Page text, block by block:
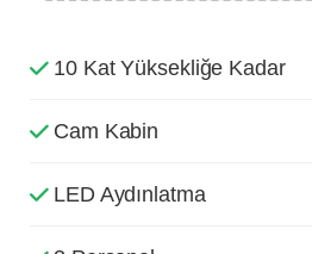
10 Kat Yüksekliğe Kadar
Cam Kabin
LED Aydınlatma